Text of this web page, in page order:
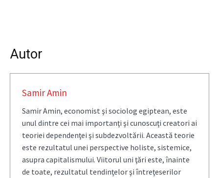
Autor
Samir Amin
Samir Amin, economist şi sociolog egiptean, este
unul dintre cei mai importanţi şi cunoscuţi creatori ai
teoriei dependenţei şi subdezvoltării. Această teorie
este rezultatul unei perspective holiste, sistemice,
asupra capitalismului. Viitorul uni ţări este, înainte
de toate, rezultatul tendinţelor şi întreţeserilor